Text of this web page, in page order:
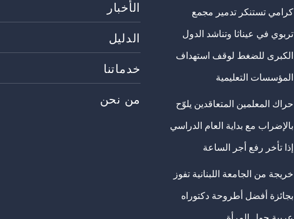
كرامي تستنكر تدمير مجمع
تربوي في عيناثا وتناشد الدول
الكبرى للضغط لوقف استهداف
المؤسسات التعليمية
حراك المعلمين المتعاقدين يلوّح
بالإضراب مع بداية العام الدراسي
إذا تأخر رفع أجر الساعة
خريجة من الجامعة اللبنانية تفوز
بجائزة أفضل أطروحة دكتوراه
الأخبار
الدليل
خدماتنا
من نحن